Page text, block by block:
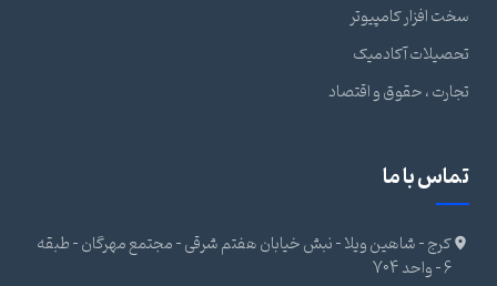
سخت افزار کامپیوتر
تحصیلات آکادمیک
تجارت ، حقوق و اقتصاد
تماس با ما
کرج - شاهین ویلا - نبش خیابان هفتم شرقی - مجتمع مهرگان - طبقه
6 - واحد 704